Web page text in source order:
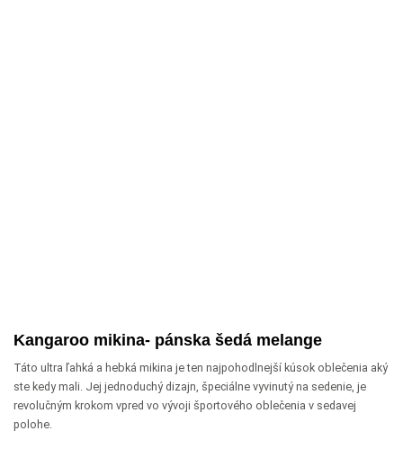
Kangaroo mikina- pánska šedá melange
Táto ultra ľahká a hebká mikina je ten najpohodlnejší kúsok oblečenia aký
ste kedy mali. Jej jednoduchý dizajn, špeciálne vyvinutý na sedenie, je
revolučným krokom vpred vo vývoji športového oblečenia v sedavej
polohe.